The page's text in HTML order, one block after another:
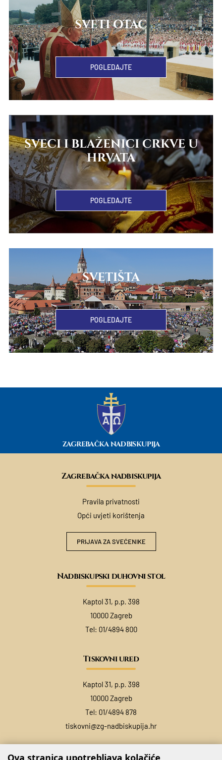
SVETI OTAC
POGLEDAJTE
SVECI I BLAŽENICI CRKVE U
HRVATA
POGLEDAJTE
SVETIŠTA
POGLEDAJTE
ZAGREBAČKA NADBISKUPIJA
Zagrebačka nadbiskupija
Pravila privatnosti
Opći uvjeti korištenja
PRIJAVA ZA SVEĆENIKE
Nadbiskupski duhovni stol
Kaptol 31, p.p. 398
10000 Zagreb
Tel: 01/4894 800
Tiskovni ured
Kaptol 31, p.p. 398
10000 Zagreb
Tel: 01/4894 878
tiskovni@zg-nadbiskupija.hr
Ova stranica upotrebljava kolačiće